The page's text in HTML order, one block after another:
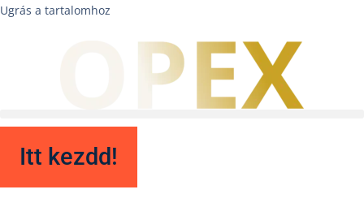
Ugrás a tartalomhoz
Itt kezdd!